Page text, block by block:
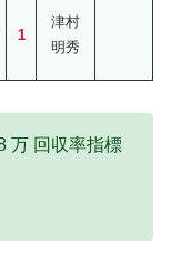
1
津村
明秀
万 回収率指標